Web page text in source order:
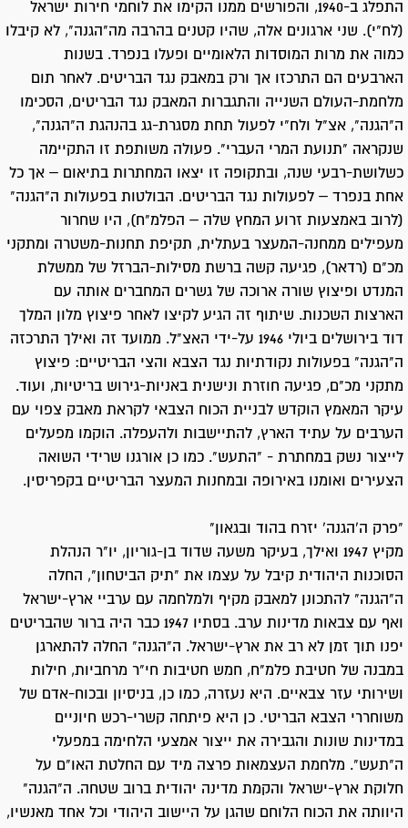
התפלג ב-1940, והפורשים ממנו הקימו את לוחמי חירות ישראל
(לח"י). שני ארגונים אלה, שהיו קטנים בהרבה מה"הגנה", לא קיבלו
כמוה את מרות המוסדות הלאומיים ופעלו בנפרד. בשנות
הארבעים הם התרכזו אך ורק במאבק נגד הבריטים. לאחר תום
מלחמת-העולם השנייה והתגברות המאבק נגד הבריטים, הסכימו
ה"הגנה", אצ"ל ולח"י לפעול תחת מסגרת-גג בהנהגת ה"הגנה",
שנקראה "תנועת המרי העברי". פעולה משותפת זו התקיימה
כשלושת-רבעי שנה, ובתקופה זו יצאו המחתרות בתיאום – אך כל
אחת בנפרד – לפעולות נגד הבריטים. הבולטות בפעולות ה"הגנה"
(לרוב באמצעות זרוע המחץ שלה – הפלמ"ח), היו שחרור
מעפילים ממחנה-המעצר בעתלית, תקיפת תחנות-משטרה ומתקני
מכ"ם (רדאר), פגיעה קשה ברשת מסילות-הברזל של ממשלת
המנדט ופיצוץ שורה ארוכה של גשרים המחברים אותה עם
הארצות השכנות. שיתוף זה הגיע לקיצו לאחר פיצוץ מלון המלך
דוד בירושלים ביולי 1946 על-ידי האצ"ל. ממועד זה ואילך התרכזה
ה"הגנה" בפעולות נקודתיות נגד הצבא והצי הבריטיים: פיצוץ
מתקני מכ"ם, פגיעה חוזרת ונישנית באניות-גירוש בריטיות, ועוד.
עיקר המאמץ הוקדש לבניית הכוח הצבאי לקראת מאבק צפוי עם
הערבים על עתיד הארץ, להתיישבות ולהעפלה. הוקמו מפעלים
לייצור נשק במחתרת - "התעש". כמו כן אורגנו שרידי השואה
הצעירים ואומנו באירופה ובמחנות המעצר הבריטיים בקפריסין.
"פרק ה'הגנה' יזרח בהוד ובגאון"
מקיץ 1947 ואילך, בעיקר משעה שדוד בן-גוריון, יו"ר הנהלת
הסוכנות היהודית קיבל על עצמו את "תיק הביטחון", החלה
ה"הגנה" להתכונן למאבק מקיף ולמלחמה עם ערביי ארץ-ישראל
ואף עם צבאות מדינות ערב. בסתיו 1947 כבר היה ברור שהבריטים
יפנו תוך זמן לא רב את ארץ-ישראל. ה"הגנה" החלה להתארגן
במבנה של חטיבת פלמ"ח, חמש חטיבות חי"ר מרחביות, חילות
ושירותי עזר צבאיים. היא נעזרה, כמו כן, בניסיון ובכוח-אדם של
משוחררי הצבא הבריטי. כן היא פיתחה קשרי-רכש חיוניים
במדינות שונות והגבירה את ייצור אמצעי הלחימה במפעלי
ה"תעש". מלחמת העצמאות פרצה מיד עם החלטת האו"ם על
חלוקת ארץ-ישראל והקמת מדינה יהודית ברוב שטחה. ה"הגנה"
היוותה את הכוח הלוחם שהגן על היישוב היהודי וכל אחד מאנשיו,